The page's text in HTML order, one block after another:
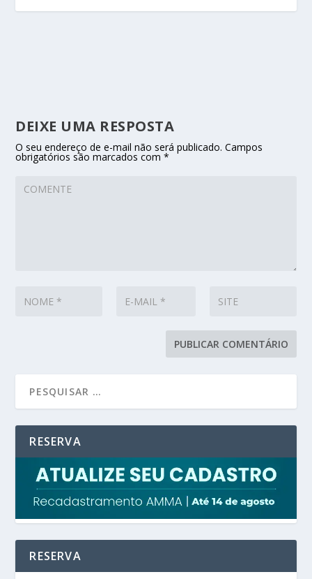
DEIXE UMA RESPOSTA
O seu endereço de e-mail não será publicado. Campos
obrigatórios são marcados com*
RESERVA
RESERVA